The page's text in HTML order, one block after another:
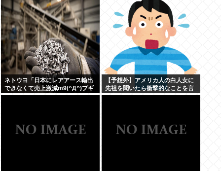
ネトウヨ「日本にレアアース輸出
できなくて売上激減m9(^Д^)プギ
ャー」中国稀土「増益すぎてすま
【予想外】アメリカ人の白人女に
先祖を聞いたら衝撃的なことを言
い出した